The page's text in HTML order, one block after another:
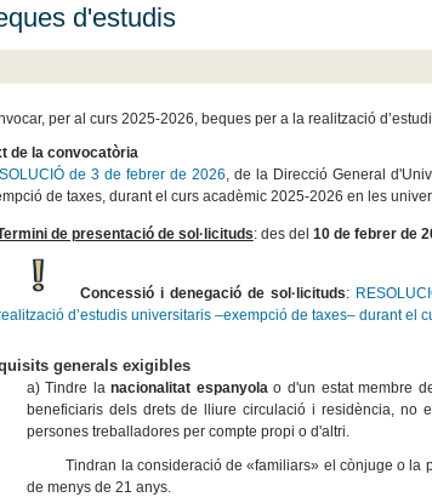
d'estudis
per al curs 2025-2026, beques per a la realització
de la convocatòria
de 3 de febrer de 2026 , de la Direcció General
de taxes, durant el curs acadèmic 2025-2026 en les
de presentació de sol·licituds: des del 10 de febrer de
Concessió i denegació de sol·licituds:
d’estudis universitaris –exempció de taxes– durant el
generals exigibles
a) Tindre lanacionalitat espanyola o d'un estat membre
beneficiaris dels drets de lliure circulació i residència, no
persones treballadores per compte propi o d'altri.
Tindran la consideració de «familiars» el cònjuge o la
de menys de 21 anys.